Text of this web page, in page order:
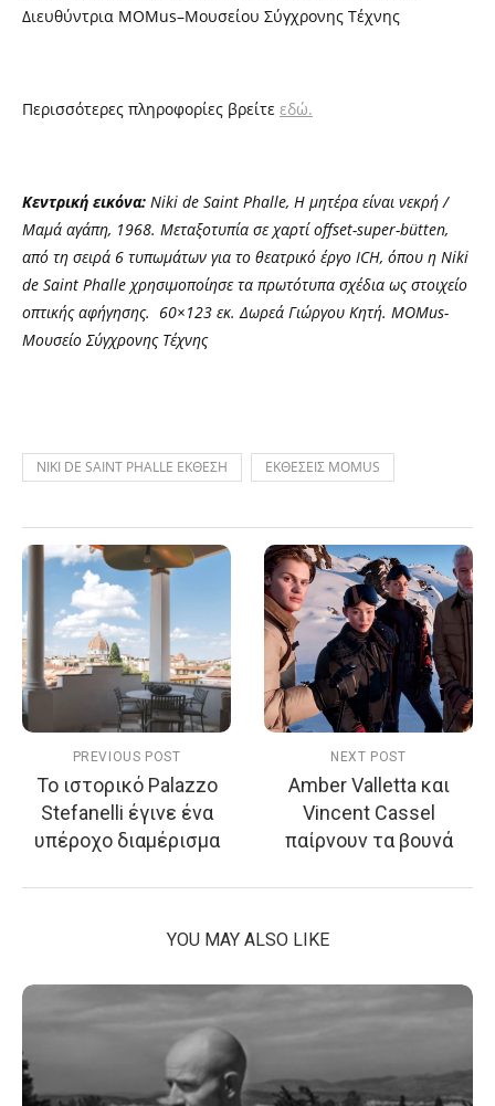
Διευθύντρια MOMus–Μουσείου Σύγχρονης Τέχνης
Περισσότερες πληροφορίες βρείτε εδώ.
Κεντρική εικόνα: Niki de Saint Phalle, Η μητέρα είναι νεκρή /
Μαμά αγάπη, 1968. Μεταξοτυπία σε χαρτί offset-super-bütten,
από τη σειρά 6 τυπωμάτων για το θεατρικό έργο ICH, όπου η Niki
de Saint Phalle χρησιμοποίησε τα πρωτότυπα σχέδια ως στοιχείο
οπτικής αφήγησης. 60×123 εκ. Δωρεά Γιώργου Κητή. ΜΟΜus-
Μουσείο Σύγχρονης Τέχνης
NIKI DE SAINT PHALLE ΕΚΘΕΣΗ ΕΚΘΕΣΕΙΣ MOMUS
PREVIOUS POST
Το ιστορικό Palazzo
Stefanelli έγινε ένα
υπέροχο διαμέρισμα
NEXT POST
Amber Valletta και
Vincent Cassel
παίρνουν τα βουνά
YOU MAY ALSO LIKE